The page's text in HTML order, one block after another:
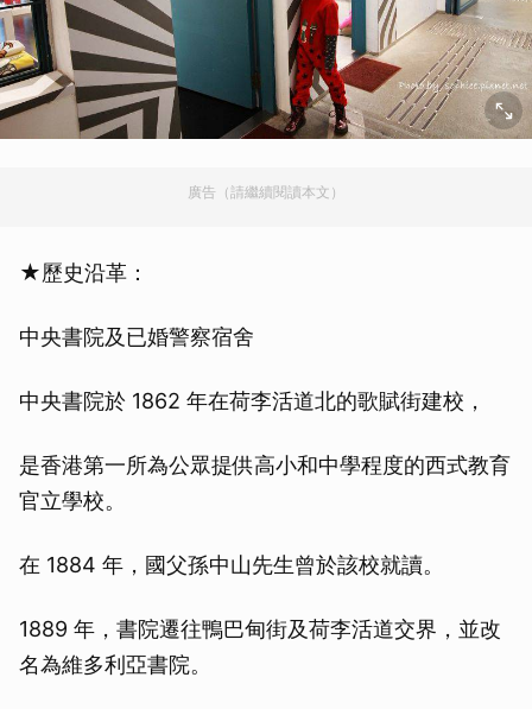
廣告（請繼續閱讀本文）
★歷史沿革：
中央書院及已婚警察宿舍
中央書院於 1862 年在荷李活道北的歌賦街建校，
是香港第一所為公眾提供高小和中學程度的西式教育
官立學校。
在 1884 年，國父孫中山先生曾於該校就讀。
1889 年，書院遷往鴨巴甸街及荷李活道交界，並改
名為維多利亞書院。